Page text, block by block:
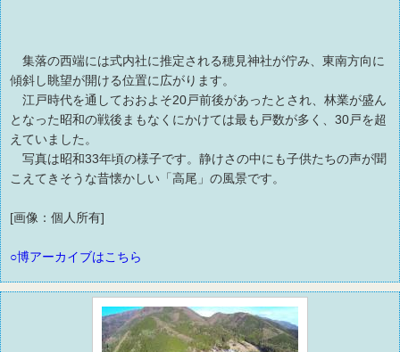
集落の西端には式内社に推定される穂見神社が佇み、東南方向に
傾斜し眺望が開ける位置に広がります。
江戸時代を通しておおよそ20戸前後があったとされ、林業が盛ん
となった昭和の戦後まもなくにかけては最も戸数が多く、30戸を超
えていました。
写真は昭和33年頃の様子です。静けさの中にも子供たちの声が聞
こえてきそうな昔懐かしい「高尾」の風景です。
[画像：個人所有]
○博アーカイブはこちら